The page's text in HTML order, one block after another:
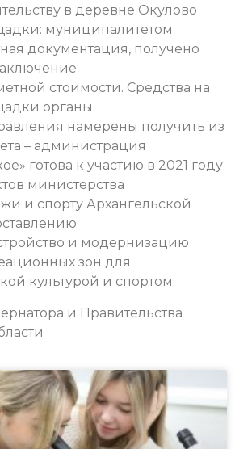
в деревне Окулово
муниципалитетом
документация, получено
стоимости. Средства на
органы
намерены получить из
– администрация
готова к участию в 2021 году
министерства
и спорту Архангельской
и модернизацию
зон для
культурой и спортом.
и Правительства